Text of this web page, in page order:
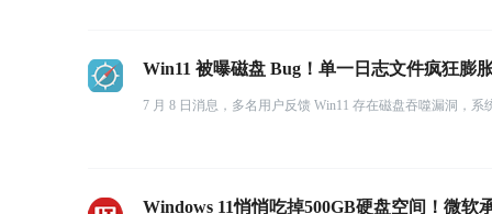
Win11 被曝磁盘 Bug！单一日志文件疯狂膨
7 月 8 日消息，多名用户反馈 Win11 存在磁盘吞噬漏洞，
Windows 11悄悄吃掉500GB硬盘空间！微软